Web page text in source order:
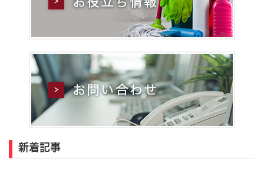
新着記事